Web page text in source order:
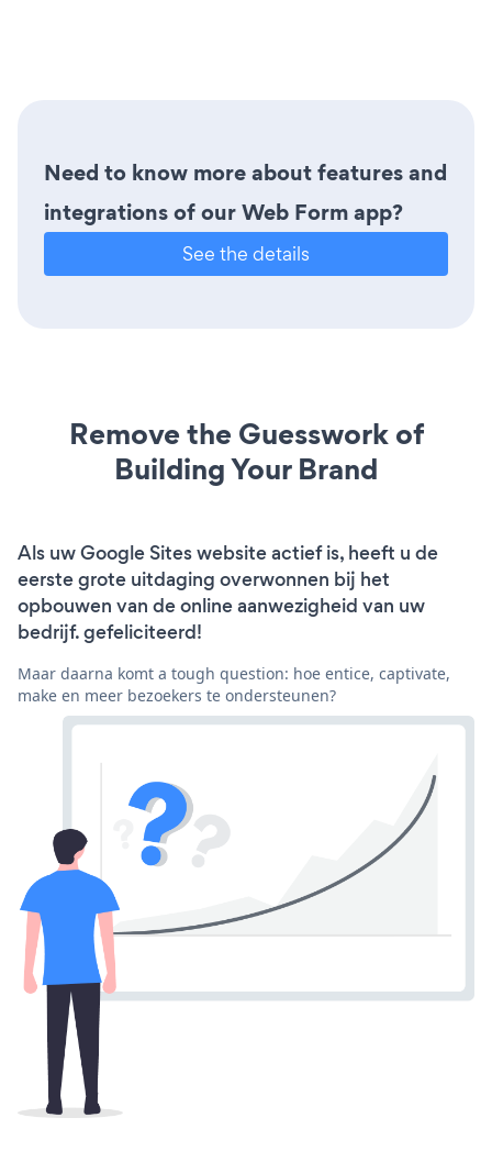
Need to know more about features and
integrations of our Web Form app?
See the details
Remove the Guesswork of
Building Your Brand
Als uw Google Sites website actief is, heeft u de
eerste grote uitdaging overwonnen bij het
opbouwen van de online aanwezigheid van uw
bedrijf. gefeliciteerd!
Maar daarna komt a tough question: hoe entice, captivate,
make en meer bezoekers te ondersteunen?